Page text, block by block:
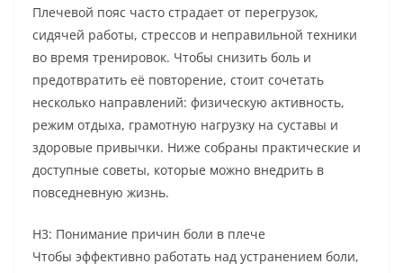
Плечевой пояс часто страдает от перегрузок,
сидячей работы, стрессов и неправильной техники
во время тренировок. Чтобы снизить боль и
предотвратить её повторение, стоит сочетать
несколько направлений: физическую активность,
режим отдыха, грамотную нагрузку на суставы и
здоровые привычки. Ниже собраны практические и
доступные советы, которые можно внедрить в
повседневную жизнь.
H3: Понимание причин боли в плече
Чтобы эффективно работать над устранением боли,